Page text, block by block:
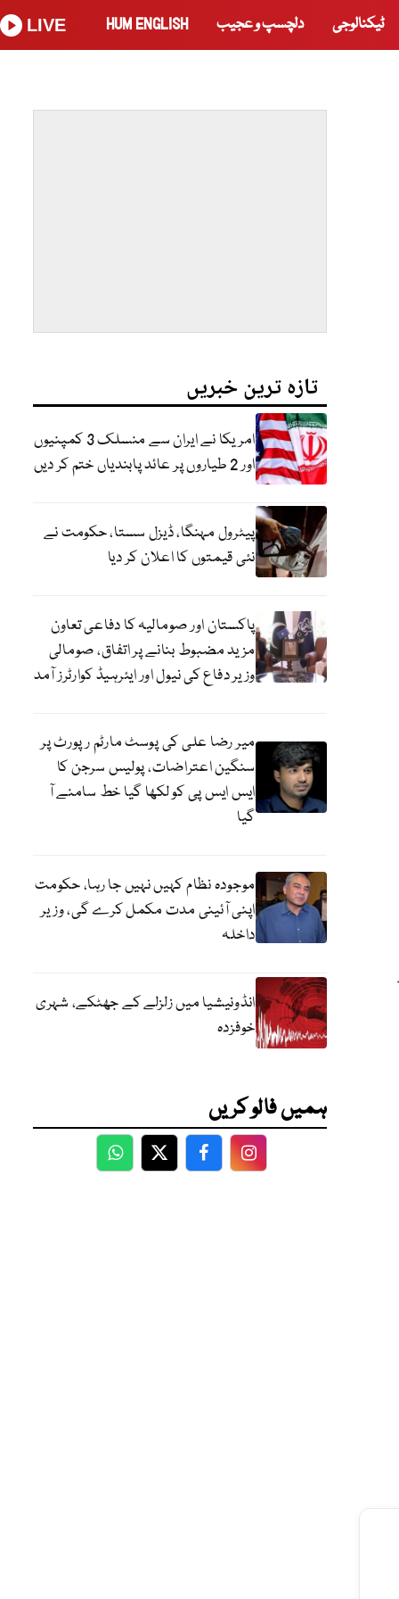
ٹیکنالوجی دلچسپ و عجیب HUM ENGLISH
LIVE
تازہ ترین خبریں
امریکا نے ایران سے منسلک 3 کمپنیوں
اور 2 طیاروں پر عائد پابندیاں ختم کر دیں
پیٹرول مہنگا، ڈیزل سستا، حکومت نے
نئی قیمتوں کا اعلان کر دیا
پاکستان اور صومالیہ کا دفاعی تعاون
مزید مضبوط بنانے پر اتفاق، صومالی
وزیر دفاع کی نیول اور ایئرہیڈ کوارٹرز آمد
میر رضا علی کی پوسٹ مارٹم رپورٹ پر
سنگین اعتراضات، پولیس سرجن کا
ایس ایس پی کو لکھا گیا خط سامنے آ
گیا
موجودہ نظام کہیں نہیں جا رہا، حکومت
اپنی آئینی مدت مکمل کرے گی، وزیر
داخلہ
انڈونیشیا میں زلزلے کے جھٹکے، شہری
خوفزدہ
ہمیں فالو کریں
WhatsApp
TwitterFacebookFacebook